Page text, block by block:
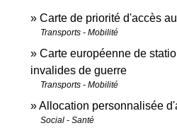
Carte de priorité d'accès
Transports - Mobilité
Carte européenne de
invalides de guerre
Transports - Mobilité
Allocation personnalisée
Social - Santé